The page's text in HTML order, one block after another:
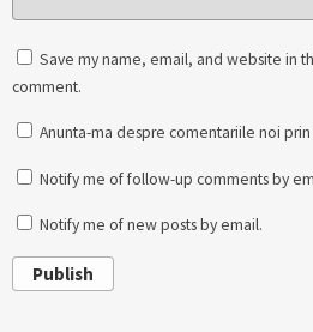
Save my name, email, and website in
comment.
Anunta-ma despre comentariile noi
Notify me of follow-up comments by
Notify me of new posts by email.
Publish